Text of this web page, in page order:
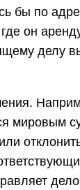
бы по
где он
делу
мировым